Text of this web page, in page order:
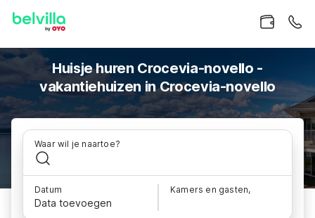
Huisje huren Crocevia-novello -
vakantiehuizen in Crocevia-novello
Waar wil je naartoe?
Datum
Data toevoegen
Kamers en gasten,